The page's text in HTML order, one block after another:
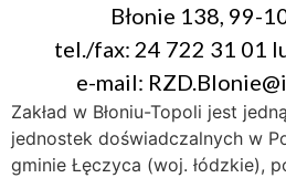
Błonie 138, 99-
tel./fax: 24 722 31 01
e-mail:
Zakład w Błoniu-Topoli jest
jednostek doświadczalnych w
gminie Łęczyca (woj. łódzkie),